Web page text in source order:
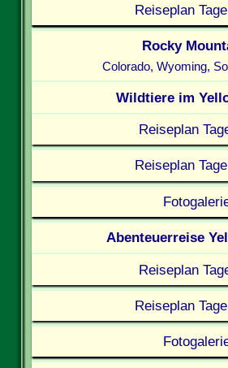
Reiseplan
Rocky
Colorado, Wyoming,
Wildtiere im
Reiseplan
Reiseplan
Abenteuerreise
Reiseplan
Reiseplan